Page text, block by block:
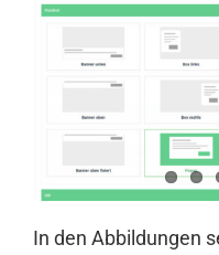
In den Abbildungen